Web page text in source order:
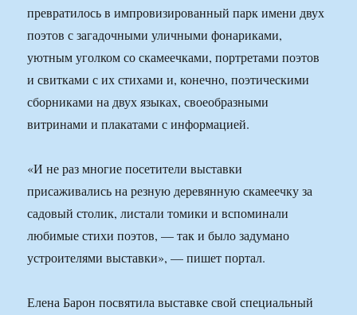
превратилось в импровизированный парк имени двух
поэтов с загадочными уличными фонариками,
уютным уголком со скамеечками, портретами поэтов
и свитками с их стихами и, конечно, поэтическими
сборниками на двух языках, своеобразными
витринами и плакатами с информацией.
«И не раз многие посетители выставки
присаживались на резную деревянную скамеечку за
садовый столик, листали томики и вспоминали
любимые стихи поэтов, — так и было задумано
устроителями выставки», — пишет портал.
Елена Барон посвятила выставке свой специальный